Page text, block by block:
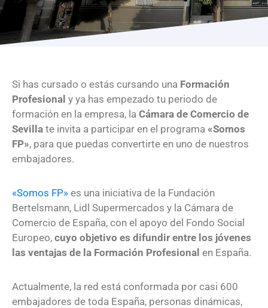
Programas
Si has cursado o estás cursando una Formación
Profesional y ya has empezado tu periodo de
formación en la empresa, la Cámara de Comercio de
Sevilla te invita a participar en el programa «Somos
FP», para que puedas convertirte en uno de nuestros
embajadores.
«Somos FP» es una iniciativa de la Fundación
Bertelsmann, Lidl Supermercados y la Cámara de
Comercio de España, con el apoyo del Fondo Social
Europeo, cuyo objetivo es difundir entre los jóvenes
las ventajas de la Formación Profesional en España.
Actualmente, la red está conformada por casi 600
embajadores de toda España, personas dinámicas,